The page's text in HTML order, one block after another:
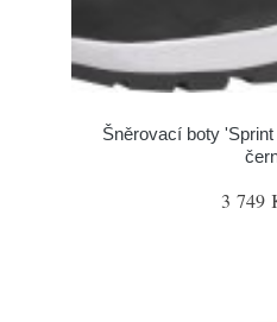
Šněrovací boty
3 749